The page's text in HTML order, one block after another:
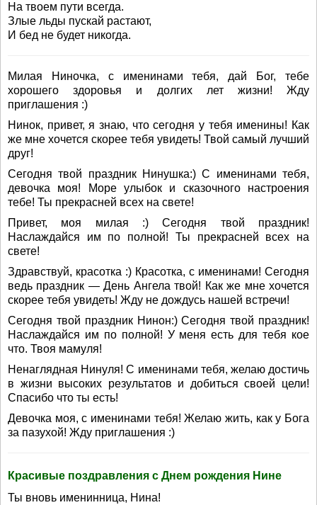
На твоем пути всегда.
Злые льды пускай растают,
И бед не будет никогда.
Милая Ниночка, с именинами тебя, дай Бог, тебе
хорошего здоровья и долгих лет жизни! Жду
приглашения :)
Нинок, привет, я знаю, что сегодня у тебя именины! Как
же мне хочется скорее тебя увидеть! Твой самый лучший
друг!
Сегодня твой праздник Нинушка:) С именинами тебя,
девочка моя! Море улыбок и сказочного настроения
тебе! Ты прекрасней всех на свете!
Привет, моя милая :) Сегодня твой праздник!
Наслаждайся им по полной! Ты прекрасней всех на
свете!
Здравствуй, красотка :) Красотка, с именинами! Сегодня
ведь праздник — День Ангела твой! Как же мне хочется
скорее тебя увидеть! Жду не дождусь нашей встречи!
Сегодня твой праздник Нинон:) Сегодня твой праздник!
Наслаждайся им по полной! У меня есть для тебя кое
что. Твоя мамуля!
Ненаглядная Нинуля! С именинами тебя, желаю достичь
в жизни высоких результатов и добиться своей цели!
Спасибо что ты есть!
Девочка моя, с именинами тебя! Желаю жить, как у Бога
за пазухой! Жду приглашения :)
Красивые поздравления с Днем рождения Нине
Ты вновь именинница, Нина!